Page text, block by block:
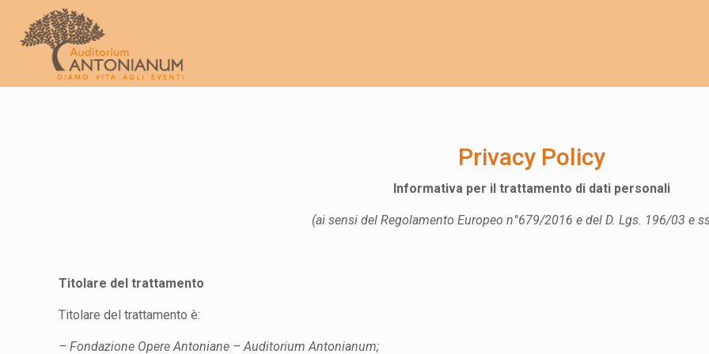
Privacy Policy
Informativa per il trattamento di dati personali
(ai sensi del Regolamento Europeo n°679/2016 e del D. Lgs. 196/03 e
Titolare del trattamento
Titolare del trattamento è:
– Fondazione Opere Antoniane – Auditorium Antonianum;